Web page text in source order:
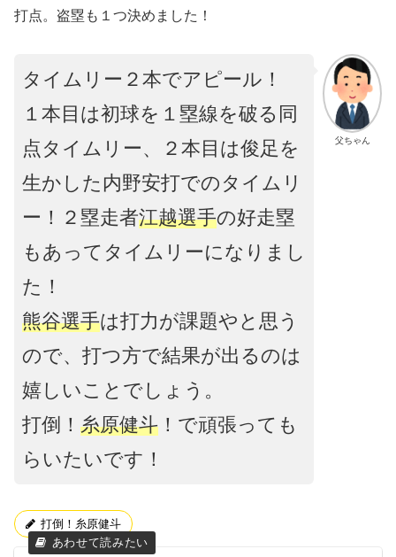
打点。盗塁も１つ決めました！
父ちゃん
タイムリー２本でアピール！
１本目は初球を１塁線を破る同
点タイムリー、２本目は俊足を
生かした内野安打でのタイムリ
ー！２塁走者江越選手の好走塁
もあってタイムリーになりまし
た！
熊谷選手は打力が課題やと思う
ので、打つ方で結果が出るのは
嬉しいことでしょう。
打倒！ 糸原健斗 ！で頑張っても
らいたいです！
打倒！糸原健斗